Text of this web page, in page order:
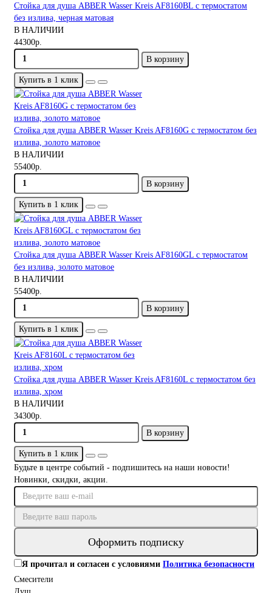
Стойка для душа ABBER Wasser Kreis AF8160BL с термостатом
без излива, черная матовая
В НАЛИЧИИ
44300р.
В корзину
Купить в 1 клик
Стойка для душа ABBER Wasser Kreis AF8160G с термостатом без
излива, золото матовое
В НАЛИЧИИ
55400р.
В корзину
Купить в 1 клик
Стойка для душа ABBER Wasser Kreis AF8160GL с термостатом
без излива, золото матовое
В НАЛИЧИИ
55400р.
В корзину
Купить в 1 клик
Стойка для душа ABBER Wasser Kreis AF8160L с термостатом без
излива, хром
В НАЛИЧИИ
34300р.
В корзину
Купить в 1 клик
Будьте в центре событий - подпишитесь на наши новости!
Новинки, скидки, акции.
Оформить подписку
Я прочитал и согласен с условиями Политика безопасности
Смесители